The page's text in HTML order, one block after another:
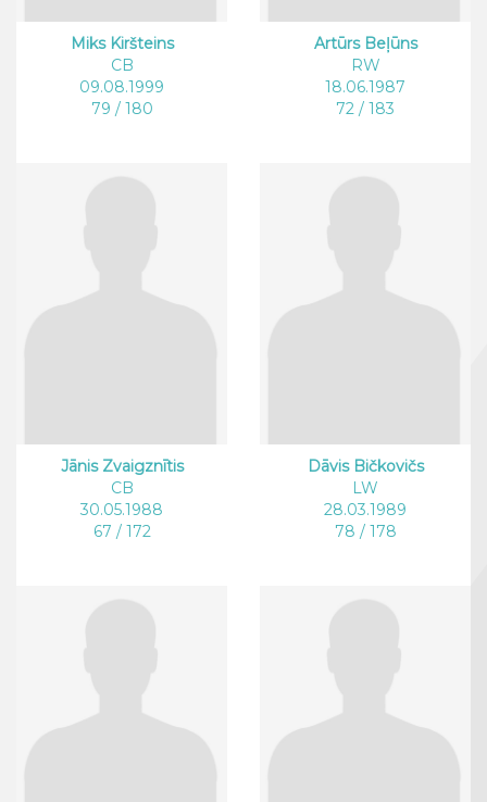
Miks Kiršteins
CB
09.08.1999
79 / 180
Artūrs Beļūns
RW
18.06.1987
72 / 183
Jānis Zvaigznītis
CB
30.05.1988
67 / 172
Dāvis Bičkovičs
LW
28.03.1989
78 / 178